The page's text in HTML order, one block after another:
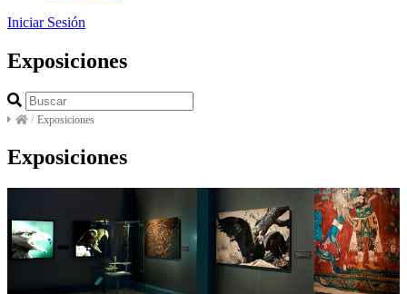
Iniciar Sesión
Exposiciones
/ Exposiciones
Exposiciones